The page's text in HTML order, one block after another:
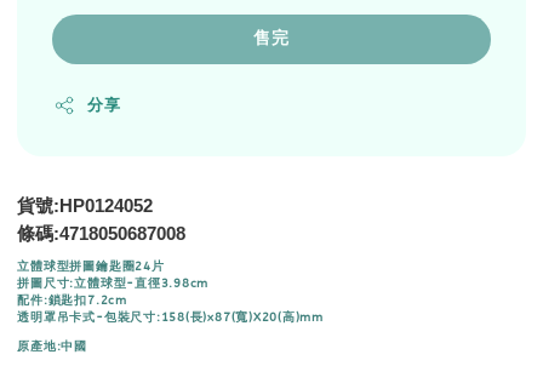
售完
分享
貨號:HP0124052
條碼:4718050687008
立體球型拼圖鑰匙圈24片
拼圖尺寸:立體球型-直徑3.98cm
配件:鎖匙扣7.2cm
透明罩吊卡式-包裝尺寸:158(長)x87(寬)X20(高)mm
原產地:中國